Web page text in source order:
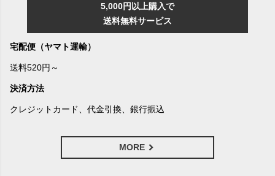
5,000円以上購入で
送料無料サービス
宅配便（ヤマト運輸）
送料520円～
決済方法
クレジットカード、代金引換、銀行振込
MORE